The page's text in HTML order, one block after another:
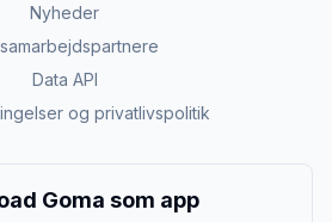
Nyheder
Data API
og privatlivspolitik
Goma som app